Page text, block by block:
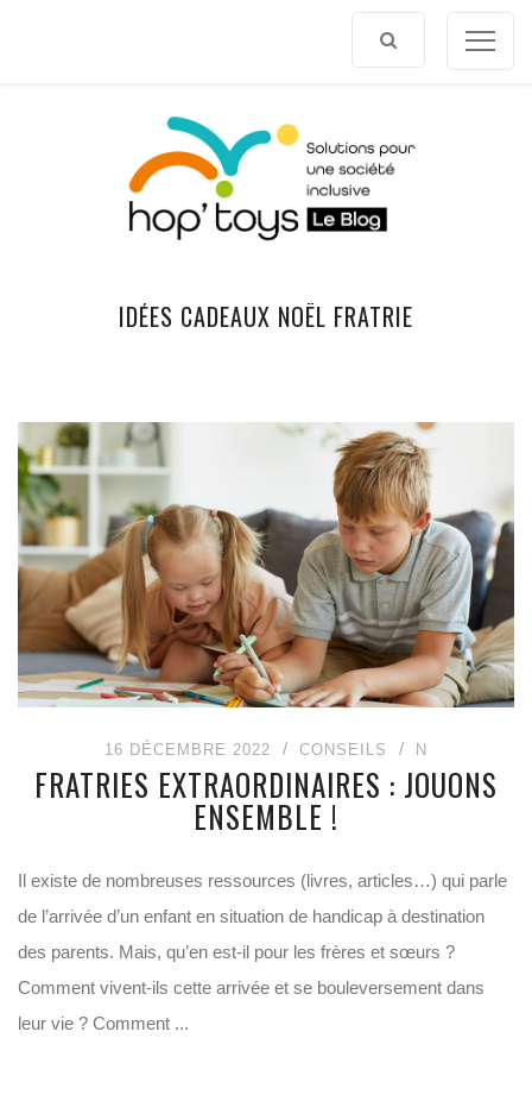
IDÉES CADEAUX NOËL FRATRIE
16 DÉCEMBRE 2022 CONSEILS N
FRATRIES EXTRAORDINAIRES : JOUONS
ENSEMBLE !
Il existe de nombreuses ressources (livres, articles…) qui parle
de l’arrivée d’un enfant en situation de handicap à destination
des parents. Mais, qu’en est-il pour les frères et sœurs ?
Comment vivent-ils cette arrivée et se bouleversement dans
leur vie ? Comment ...